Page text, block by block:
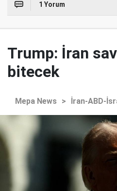
1 Yorum
Trump: İran
bitecek
Mepa News > İran-ABD-